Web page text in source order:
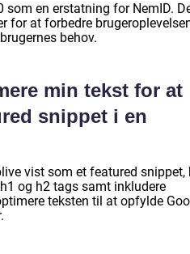
en erstatning for NemID.
for at forbedre
behov.
min tekst for at
snippet i en
vist som et featured snippet,
og h2 tags samt inkludere
teksten til at opfylde